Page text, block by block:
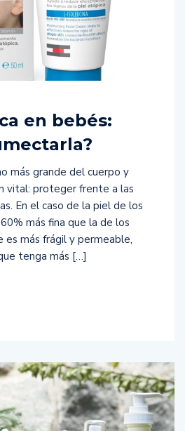
en bebés:
más grande del cuerpo y
vital: proteger frente a las
En el caso de la piel de los
más fina que la de los
es más frágil y permeable,
tenga más […]